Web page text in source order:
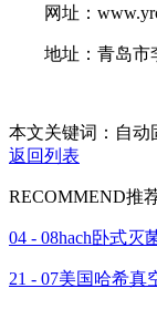
网址：
地址：青岛市李
本文关键词：自动
返回列表
RECOMMEND推
04 - 08hach卧式灭
21 - 07美国哈希真